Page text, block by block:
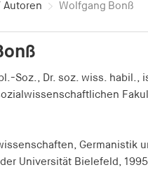
Wolfgang Bonß
Soz., Dr. soz. wiss. habil.,
Germanistik
Universität Bielefeld,